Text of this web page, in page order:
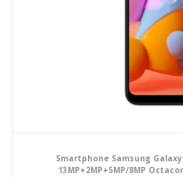
Smartphone Samsung Galaxy
13MP+2MP+5MP/8MP